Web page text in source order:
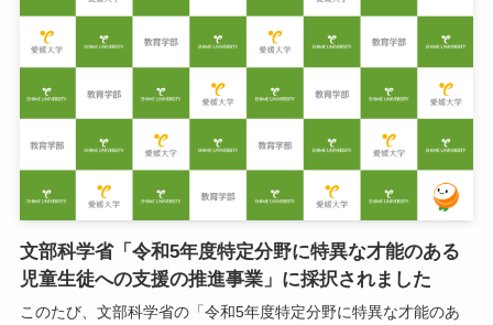
文部科学省「令和5年度特定分野に特異な才能のある
児童生徒への支援の推進事業」に採択されました
このたび、文部科学省の「令和5年度特定分野に特異な才能のあ